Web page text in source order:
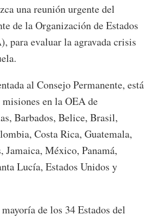
una reunión urgente del
de la Organización de Estados
para evaluar la agravada crisis
al Consejo Permanente, está
en la OEA de
Barbados, Belice, Brasil,
Costa Rica, Guatemala,
, Jamaica, México, Panamá,
Lucía, Estados Unidos y
de los 34 Estados del